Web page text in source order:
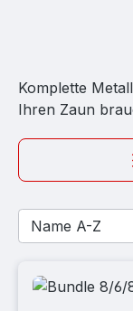
Komplette
Ihren Zaun